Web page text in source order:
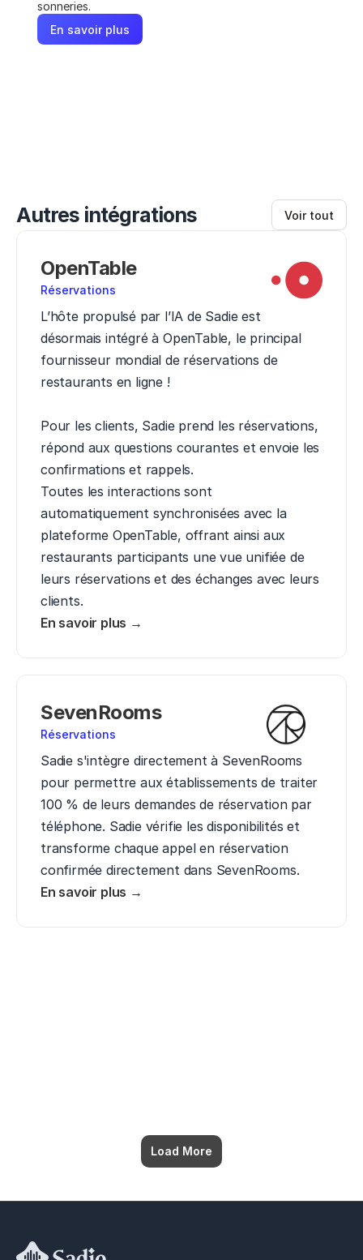
sonneries.
En savoir plus
Autres intégrations Voir tout
OpenTable
Réservations
L’hôte propulsé par l’IA de Sadie est
désormais intégré à OpenTable, le principal
fournisseur mondial de réservations de
restaurants en ligne !
Pour les clients, Sadie prend les réservations,
répond aux questions courantes et envoie les
confirmations et rappels.
Toutes les interactions sont
automatiquement synchronisées avec la
plateforme OpenTable, offrant ainsi aux
restaurants participants une vue unifiée de
leurs réservations et des échanges avec leurs
clients.
En savoir plus →
SevenRooms
Réservations
Sadie s'intègre directement à SevenRooms
pour permettre aux établissements de traiter
100 % de leurs demandes de réservation par
téléphone. Sadie vérifie les disponibilités et
transforme chaque appel en réservation
confirmée directement dans SevenRooms.
En savoir plus →
Load More